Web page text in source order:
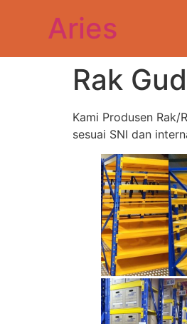
Aries
Rak
Kami Produsen
sesuai SNI dan